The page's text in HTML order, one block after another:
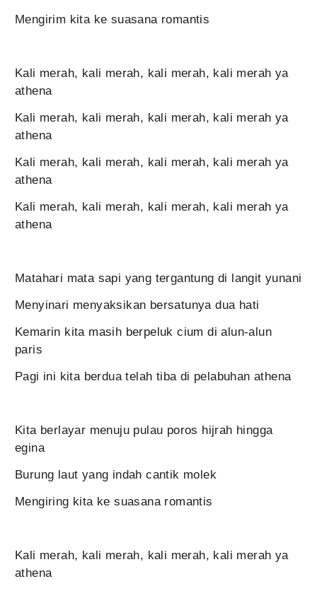
Mengirim kita ke suasana romantis
Kali merah, kali merah, kali merah, kali merah ya
athena
Kali merah, kali merah, kali merah, kali merah ya
athena
Kali merah, kali merah, kali merah, kali merah ya
athena
Kali merah, kali merah, kali merah, kali merah ya
athena
Matahari mata sapi yang tergantung di langit yunani
Menyinari menyaksikan bersatunya dua hati
Kemarin kita masih berpeluk cium di alun-alun
paris
Pagi ini kita berdua telah tiba di pelabuhan athena
Kita berlayar menuju pulau poros hijrah hingga
egina
Burung laut yang indah cantik molek
Mengiring kita ke suasana romantis
Kali merah, kali merah, kali merah, kali merah ya
athena